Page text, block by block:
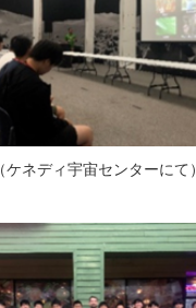
（ケネディ宇宙センターにて）